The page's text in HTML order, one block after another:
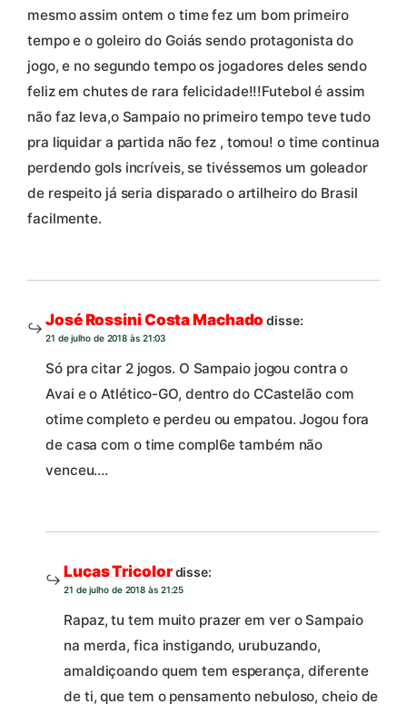
mesmo assim ontem o time fez um bom primeiro
tempo e o goleiro do Goiás sendo protagonista do
jogo, e no segundo tempo os jogadores deles sendo
feliz em chutes de rara felicidade!!!Futebol é assim
não faz leva,o Sampaio no primeiro tempo teve tudo
pra liquidar a partida não fez , tomou! o time continua
perdendo gols incríveis, se tivéssemos um goleador
de respeito já seria disparado o artilheiro do Brasil
facilmente.
José Rossini Costa Machado disse:
21 de julho de 2018 às 21:03
Só pra citar 2 jogos. O Sampaio jogou contra o
Avai e o Atlético-GO, dentro do CCastelão com
otime completo e perdeu ou empatou. Jogou fora
de casa com o time compl6e também não
venceu….
Lucas Tricolordisse:
21 de julho de 2018 às 21:25
Rapaz, tu tem muito prazer em ver o Sampaio
na merda, fica instigando, urubuzando,
amaldiçoando quem tem esperança, diferente
de ti, que tem o pensamento nebuloso, cheio de